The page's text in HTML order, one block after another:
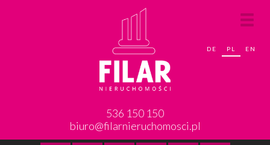
DE PL EN
536 150 150
biuro@filarnieruchomosci.pl